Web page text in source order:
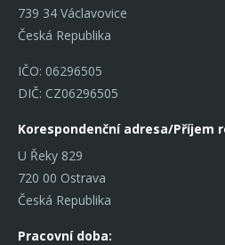
739 34 Václavovice
Česká Republika
IČO: 06296505
DIČ: CZ06296505
Korespondenční adresa/Příjem
U Řeky 829
720 00 Ostrava
Česká Republika
Pracovní doba: